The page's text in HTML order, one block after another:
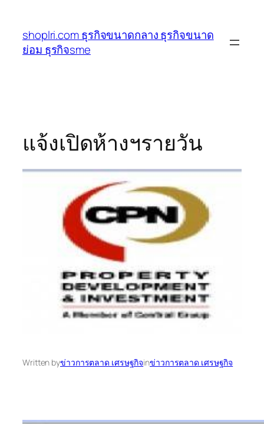
เนื้อหา
shoplri.com ธุรกิจขนาดกลาง ธุรกิจขนาด
ย่อม ธุรกิจsme
แจ้งเปิดห้างฯรายวัน
Written byข่าวการตลาด เศรษฐกิจinข่าวการตลาด เศรษฐกิจ